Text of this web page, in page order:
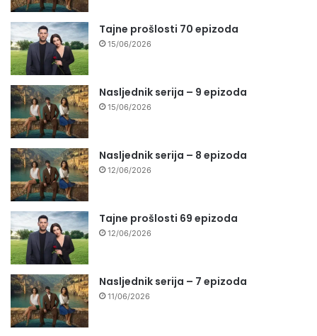
Tajne prošlosti 70 epizoda
15/06/2026
Nasljednik serija – 9 epizoda
15/06/2026
Nasljednik serija – 8 epizoda
12/06/2026
Tajne prošlosti 69 epizoda
12/06/2026
Nasljednik serija – 7 epizoda
11/06/2026